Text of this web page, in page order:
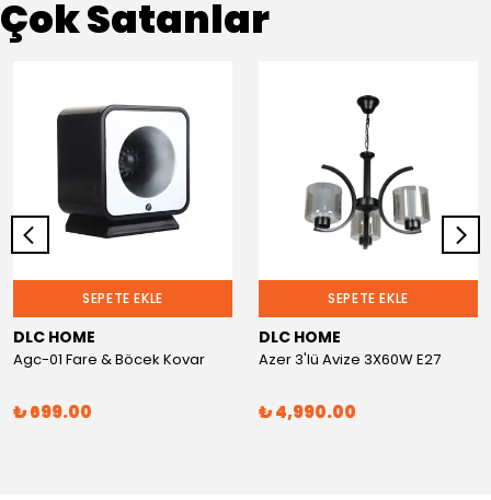
Çok Satanlar
SEPETE EKLE
DLC HOME
Agc-01 Fare & Böcek Kovar
₺ 699.00
SEPETE EKLE
DLC HOME
Azer 3'lü Avize 3X60W E27
₺ 4,990.00